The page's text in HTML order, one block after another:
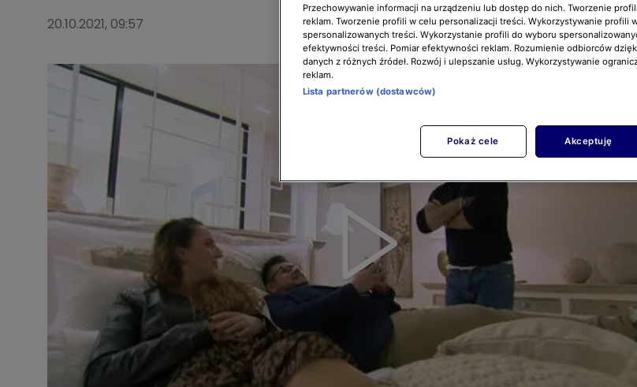
20.10.2021, 09:57
Przechowywanie informacji na urządzeniu lub dostęp do nich. Tworzenie
reklam. Tworzenie profili w celu personalizacji treści. Wykorzystywanie profili
spersonalizowanych treści. Wykorzystanie profili do wyboru
efektywności treści. Pomiar efektywności reklam. Rozumienie odbiorców
danych z różnych źródeł. Rozwój i ulepszanie usług. Wykorzystywanie
reklam.
Lista partnerów (dostawców)
Pokaż cele Akceptuję